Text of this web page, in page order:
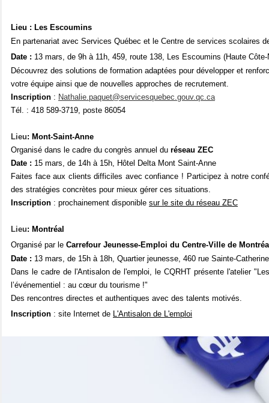
Lieu : Les Escoumins
En partenariat avec Services Québec et le Centre de services scolaires
Date : 13 mars, de 9h à 11h, 459, route 138, Les Escoumins (Haute Côte-
Découvrez des solutions de formation adaptées pour développer et
votre équipe ainsi que de nouvelles approches de recrutement.
Inscription : Nathalie.paquet@servicesquebec.gouv.qc.ca
Tél. : 418 589-3719, poste 86054
Lieu: Mont-Saint-Anne
Organisé dans le cadre du congrès annuel du réseau ZEC
Date : 15 mars, de 14h à 15h, Hôtel Delta Mont Saint-Anne
Faites face aux clients difficiles avec confiance ! Participez à notre
des stratégies concrètes pour mieux gérer ces situations.
Inscription : prochainement disponible sur le site du réseau ZEC
Lieu: Montréal
Organisé par le Carrefour Jeunesse-Emploi du Centre-Ville de
Date : 13 mars, de 15h à 18h, Quartier jeunesse, 460 rue Sainte-
Dans le cadre de l'Antisalon de l'emploi, le CQRHT présente l'atelier
l’événementiel : au cœur du tourisme !"
Des rencontres directes et authentiques avec des talents motivés.
Inscription : site Internet de L'Antisalon de L'emploi